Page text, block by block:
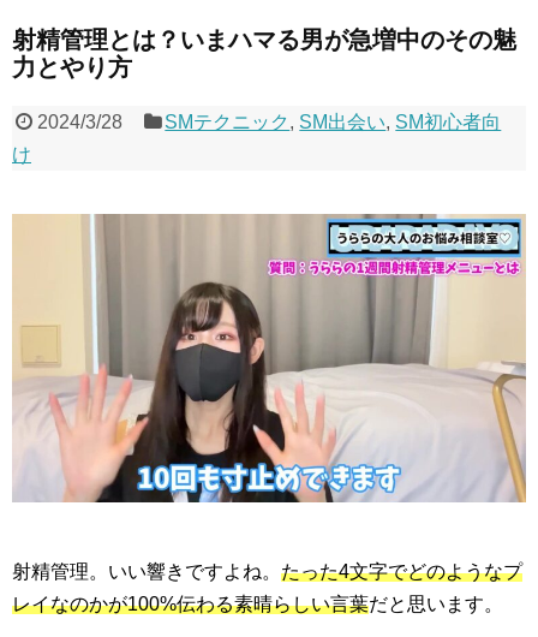
射精管理とは？いまハマる男が急増中のその魅
力とやり方
2024/3/28 SMテクニック , SM出会い, SM初心者向
け
射精管理。いい響きですよね。 たった4文字でどのようなプ
レイなのかが100%伝わる素晴らしい言葉だと思います。